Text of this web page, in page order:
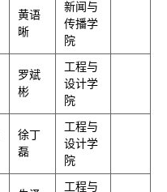
黄语
晰
新闻与
传播学
院
罗斌
彬
工程与
设计学
院
徐丁
磊
工程与
设计学
院
工程与